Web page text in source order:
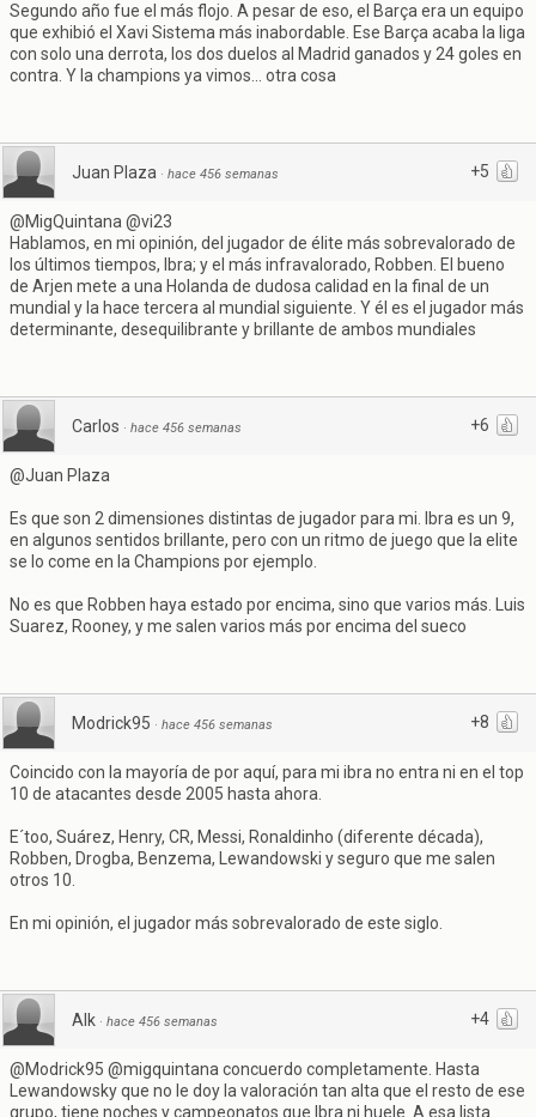
Segundo año fue el más flojo. A pesar de eso, el Barça era un equipo
que exhibió el Xavi Sistema más inabordable. Ese Barça acaba la liga
con solo una derrota, los dos duelos al Madrid ganados y 24 goles en
contra. Y la champions ya vimos... otra cosa
+5
Juan Plaza · hace 456 semanas
@MigQuintana @vi23
Hablamos, en mi opinión, del jugador de élite más sobrevalorado de
los últimos tiempos, Ibra; y el más infravalorado, Robben. El bueno
de Arjen mete a una Holanda de dudosa calidad en la final de un
mundial y la hace tercera al mundial siguiente. Y él es el jugador más
determinante, desequilibrante y brillante de ambos mundiales
+6
Carlos · hace 456 semanas
@Juan Plaza
Es que son 2 dimensiones distintas de jugador para mi. Ibra es un 9,
en algunos sentidos brillante, pero con un ritmo de juego que la elite
se lo come en la Champions por ejemplo.
No es que Robben haya estado por encima, sino que varios más. Luis
Suarez, Rooney, y me salen varios más por encima del sueco
+8
Modrick95 · hace 456 semanas
Coincido con la mayoría de por aquí, para mi ibra no entra ni en el top
10 de atacantes desde 2005 hasta ahora.
E´too, Suárez, Henry, CR, Messi, Ronaldinho (diferente década),
Robben, Drogba, Benzema, Lewandowski y seguro que me salen
otros 10.
En mi opinión, el jugador más sobrevalorado de este siglo.
+4
Alk · hace 456 semanas
@Modrick95 @migquintana concuerdo completamente. Hasta
Lewandowsky que no le doy la valoración tan alta que el resto de ese
grupo, tiene noches y campeonatos que Ibra ni huele. A esa lista